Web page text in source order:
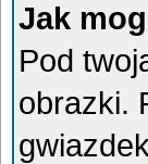
Jak
Pod
obrazki.